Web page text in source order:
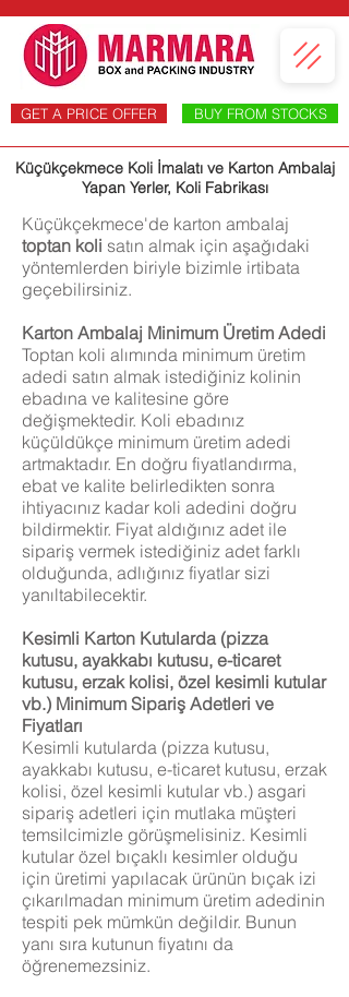
GET A PRICE OFFER BUY FROM STOCKS
Küçükçekmece Koli İmalatı ve Karton Ambalaj
Yapan Yerler, Koli Fabrikası
Küçükçekmece'de karton ambalaj
toptan koli satın almak için aşağıdaki
yöntemlerden biriyle bizimle irtibata
geçebilirsiniz.
Karton Ambalaj Minimum Üretim Adedi
Toptan koli alımında minimum üretim
adedi satın almak istediğiniz kolinin
ebadına ve kalitesine göre
değişmektedir. Koli ebadınız
küçüldükçe minimum üretim adedi
artmaktadır. En doğru fiyatlandırma,
ebat ve kalite belirledikten sonra
ihtiyacınız kadar koli adedini doğru
bildirmektir. Fiyat aldığınız adet ile
sipariş vermek istediğiniz adet farklı
olduğunda, adlığınız fiyatlar sizi
yanıltabilecektir.
Kesimli Karton Kutularda (pizza
kutusu, ayakkabı kutusu, e-ticaret
kutusu, erzak kolisi, özel kesimli kutular
vb.) Minimum Sipariş Adetleri ve
Fiyatları
Kesimli kutularda (pizza kutusu,
ayakkabı kutusu, e-ticaret kutusu, erzak
kolisi, özel kesimli kutular vb.) asgari
sipariş adetleri için mutlaka müşteri
temsilcimizle görüşmelisiniz. Kesimli
kutular özel bıçaklı kesimler olduğu
için üretimi yapılacak ürünün bıçak izi
çıkarılmadan minimum üretim adedinin
tespiti pek mümkün değildir. Bunun
yanı sıra kutunun fiyatını da
öğrenemezsiniz.